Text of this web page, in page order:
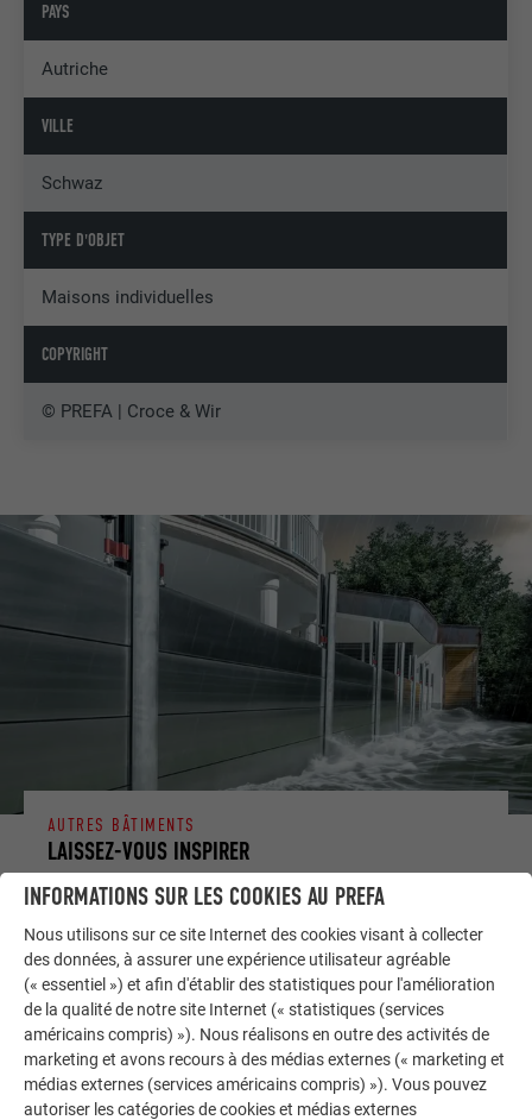
PAYS
Autriche
VILLE
Schwaz
TYPE D'OBJET
Maisons individuelles
COPYRIGHT
© PREFA | Croce & Wir
LAISSEZ-VOUS INSPIRER
AUTRES BÂTIMENTS
La galerie de références PREFA démontre la
polyvalence de l’aluminium. Découvrez d’autres projets
impressionnants avec les solutions en aluminium
durables de PREFA pour toitures, systèmes solaires et
façades.
VOIR DAVANTAGE DE RÉFÉRENCES
INFORMATIONS SUR LES COOKIES AU PREFA
Nous utilisons sur ce site Internet des cookies visant à collecter
des données, à assurer une expérience utilisateur agréable
(« essentiel ») et afin d'établir des statistiques pour l'amélioration
de la qualité de notre site Internet (« statistiques (services
américains compris) »). Nous réalisons en outre des activités de
marketing et avons recours à des médias externes (« marketing et
médias externes (services américains compris) »). Vous pouvez
autoriser les catégories de cookies et médias externes